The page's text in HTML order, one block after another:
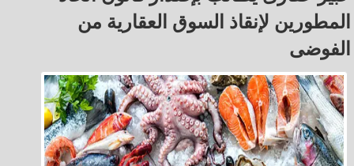
المطورين لإنقاذ السوق العقارية من
الفوضى